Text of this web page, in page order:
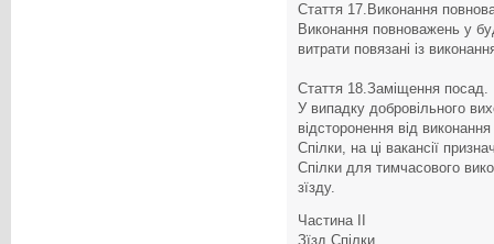
Стаття 17.Виконання
Виконання повноважень у
витрати повязані із
Стаття 18.Заміщення посад.
У випадку добровільного
відсторонення від
Спілки, на ці вакансії
Спілки для тимчасового
зїзду.
Частина ІІ
Зїзд Спілки